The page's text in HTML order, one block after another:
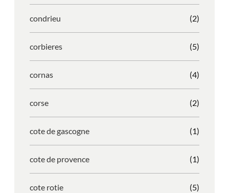
condrieu (2)
corbieres (5)
cornas (4)
corse (2)
cote de gascogne (1)
cote de provence (1)
cote rotie (5)